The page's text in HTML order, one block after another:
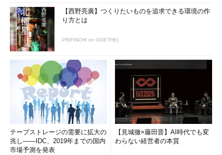
【西野亮廣】つくりたいものを追求できる環境の作
り方とは
PR(FINCHI on GOETHE)
テープストレージの需要に拡大の
兆し――IDC、2019年までの国内
市場予測を発表
【見城徹×藤田晋】AI時代でも変
わらない経営者の本質